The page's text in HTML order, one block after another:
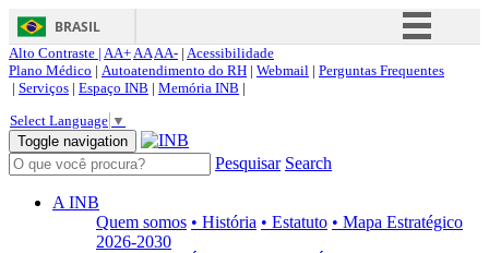
BRASIL
Simplifique!
Acesso à informação
Canais
Alto Contraste | AA+AAAA- | Acessibilidade
Plano Médico | Autoatendimento do RH | Webmail | Perguntas Frequentes
| Serviços | Espaço INB | Memória INB |
Select Language ▼
Toggle navigation
Pesquisar Search
A INB
Quem somos • História • Estatuto • Mapa Estratégico
2026-2030